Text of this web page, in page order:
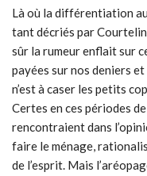
Là où la différentiation
tant décriés par
sûr la rumeur enflait sur
payées sur nos deniers
n’est à caser les petits
Certes en ces périodes
rencontraient dans
faire le ménage,
de l’esprit. Mais